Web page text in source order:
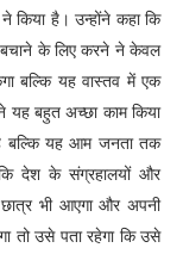
किया है। उन्होंने कहा कि
के लिए करने ने केवल
बल्कि यह वास्तव में एक
यह बहुत अच्छा काम किया
है बल्कि यह आम जनता तक
देश के संग्रहालयों और
भी आएगा और अपनी
तो उसे पता रहेगा कि उसे